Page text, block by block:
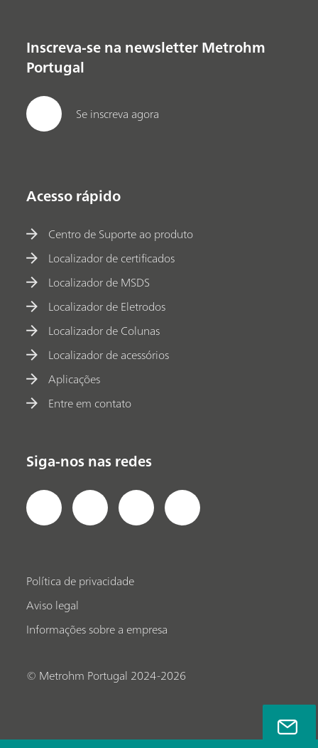
Inscreva-se na newsletter Metrohm
Portugal
Se inscreva agora
Acesso rápido
Centro de Suporte ao produto
Localizador de certificados
Localizador de MSDS
Localizador de Eletrodos
Localizador de Colunas
Localizador de acessórios
Aplicações
Entre em contato
Siga-nos nas redes
Política de privacidade
Aviso legal
Informações sobre a empresa
© Metrohm Portugal 2024-2026